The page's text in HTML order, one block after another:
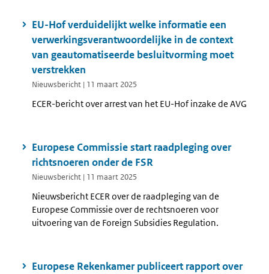
EU-Hof verduidelijkt welke informatie een
verwerkingsverantwoordelijke in de context
van geautomatiseerde besluitvorming moet
verstrekken
Nieuwsbericht | 11 maart 2025
ECER-bericht over arrest van het EU-Hof inzake de AVG
Europese Commissie start raadpleging over
richtsnoeren onder de FSR
Nieuwsbericht | 11 maart 2025
Nieuwsbericht ECER over de raadpleging van de
Europese Commissie over de rechtsnoeren voor
uitvoering van de Foreign Subsidies Regulation.
Europese Rekenkamer publiceert rapport over